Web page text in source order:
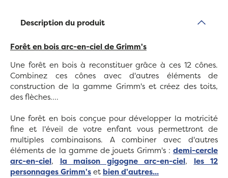
Description du produit
Forêt en bois arc-en-ciel de Grimm's
Une forêt en bois à reconstituer grâce à ces 12 cônes.
Combinez ces cônes avec d'autres éléments de
construction de la gamme Grimm's et créez des toits,
des flèches....
Une forêt en bois conçue pour développer la motricité
fine et l'éveil de votre enfant vous permettront de
multiples combinaisons. A combiner avec d'autres
éléments de la gamme de jouets Grimm's : demi-cercle
arc-en-ciel, la maison gigogne arc-en-ciel, les 12
personnages Grimm'set bien d'autres...